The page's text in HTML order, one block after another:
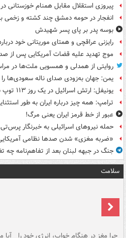
پیروزی استقلال مقابل همنام خوزستانی در
انفجار در حومه دمشق چند کشته و زخمی
بوسه‌ پدر بر پای پسر شهیدش
رایزنی عراقچی و همتای موریتانی خود
موج تهدید علیه قضات آمریکایی پس از
روایتی از همدلی و همسویی ملت‌ها در
یمن: جهان به‌زودی صدای ناله سعودی‌ها
یونیفل: ارتش اسرائیل در یک روز ۱۱۳ توپ به جنوب لبنان شلیک کرده است
ترامپ: همه چیز درباره ایران به طور
عبور از خط قرمز ایران یعنی مرگ!
حمله نیروهای اسرائیلی به خبرنگار
«ضربه مغزی» شدن صدها نظامی
جنگ در جبهه لبنان بعد از تفاهم‌نامه چه
سلامت
چرا مغز در هنگام خواب، انرژی خود را